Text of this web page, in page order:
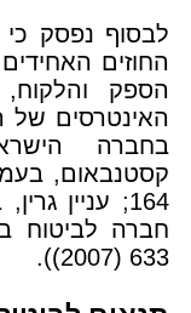
לבסוף נפסק
החוזים
הספק
האינטרסים
בחברה
633 (2007)).